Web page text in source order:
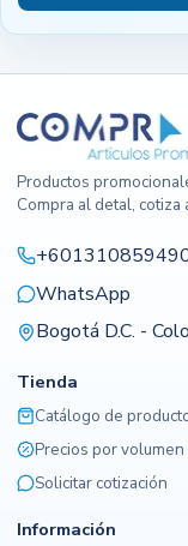
Productos
Compra al detal,
WhatsApp
Bogotá D.C. -
Tienda
Catálogo de
Precios por volumen
Solicitar cotización
Información